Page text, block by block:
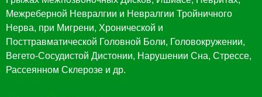
Межреберной Невралгии и Невралгии Тройничного
Нерва, при Мигрени, Хронической и
Посттравматической Головной Боли, Головокружении,
Вегето-Сосудистой Дистонии, Нарушении Сна, Стрессе,
Рассеянном Склерозе и др.